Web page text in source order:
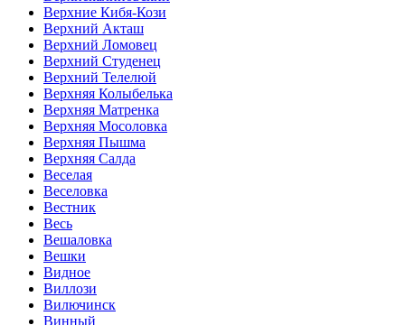
Верхние Кибя-Кози
Верхний Акташ
Верхний Ломовец
Верхний Студенец
Верхний Телелюй
Верхняя Колыбелька
Верхняя Матренка
Верхняя Мосоловка
Верхняя Пышма
Верхняя Салда
Веселая
Веселовка
Вестник
Весь
Вешаловка
Вешки
Видное
Виллози
Вилючинск
Винный